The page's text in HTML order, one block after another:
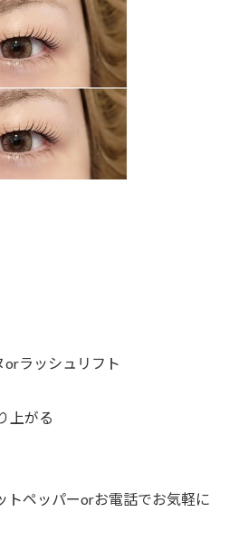
ラッシュリフト
上がる
トペッパーorお電話でお気軽に